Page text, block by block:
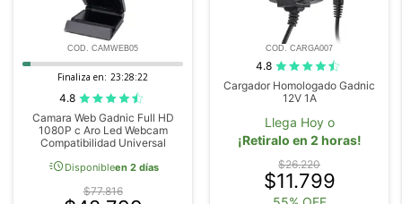
COD. CAMWEB05
Finaliza en: 23:28:21
4.8
Camara Web Gadnic Full HD
1080P c Aro Led Webcam
Compatibilidad Universal
acuteDisponibleen 2 días
$77.816
COD. CARGA007
4.8
Cargador Homologado Gadnic
12V 1A
Llega Hoy o
¡Retiralo en 2 horas!
$26.220
$11.799